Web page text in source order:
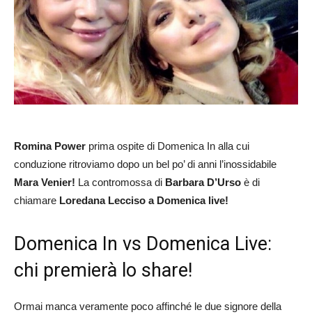
Romina Power prima ospite di Domenica In alla cui
conduzione ritroviamo dopo un bel po’ di anni l’inossidabile
Mara Venier! La contromossa di Barbara D’Urso è di
chiamare Loredana Lecciso a Domenica live!
Domenica In vs Domenica Live:
chi premierà lo share!
Ormai manca veramente poco affinché le due signore della